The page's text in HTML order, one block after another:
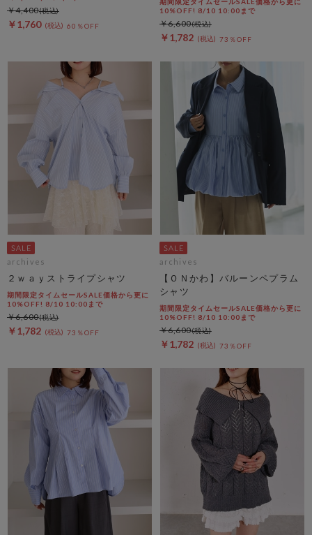
￥1,760 60％OFF
￥4,400
10%OFF! 8/10 10:00まで
￥1,782 73％OFF
￥6,600
archives
２ｗａｙストライプシャツ
期間限定タイムセールSALE価格から更に
10%OFF! 8/10 10:00まで
￥1,782 73％OFF
￥6,600
archives
【ＯＮかわ】バルーンペプラム
シャツ
期間限定タイムセールSALE価格から更に
10%OFF! 8/10 10:00まで
￥1,782 73％OFF
￥6,600